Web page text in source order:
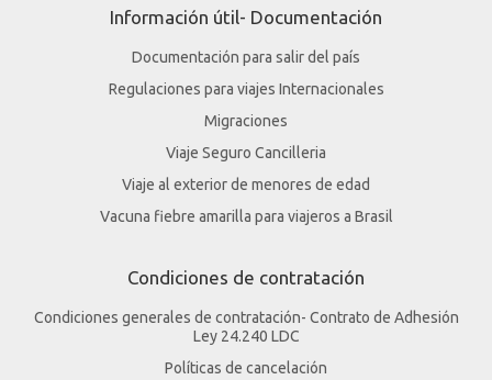
Información útil- Documentación
Documentación para salir del país
Regulaciones para viajes Internacionales
Migraciones
Viaje Seguro Cancilleria
Viaje al exterior de menores de edad
Vacuna fiebre amarilla para viajeros a Brasil
Condiciones de contratación
Condiciones generales de contratación- Contrato de Adhesión
Ley 24.240 LDC
Políticas de cancelación